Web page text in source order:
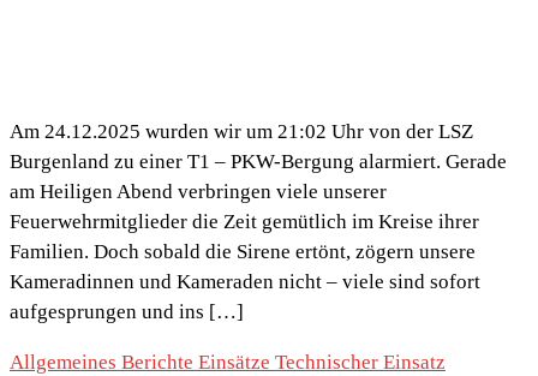
Am 24.12.2025 wurden wir um 21:02 Uhr von der LSZ
Burgenland zu einer T1 – PKW-Bergung alarmiert. Gerade
am Heiligen Abend verbringen viele unserer
Feuerwehrmitglieder die Zeit gemütlich im Kreise ihrer
Familien. Doch sobald die Sirene ertönt, zögern unsere
Kameradinnen und Kameraden nicht – viele sind sofort
aufgesprungen und ins […]
Allgemeines Berichte Einsätze Technischer Einsatz